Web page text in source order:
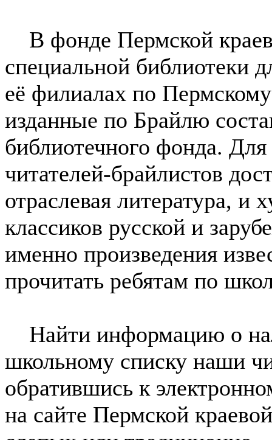
В фонде Пермской
специальной библиотеки
её филиалах по
изданные по Брайлю
библиотечного фонда.
читателей-брайлистов
отраслевая литература, и
классиков русской и
именно произведения
прочитать ребятам по
Найти информацию о
школьному списку наши
обратившись к
на сайте Пермской